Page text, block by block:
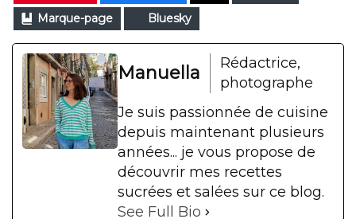
Marque-page
Bluesky
Manuella
Rédactrice,
photographe
Je suis passionnée de cuisine
depuis maintenant plusieurs
années... je vous propose de
découvrir mes recettes
sucrées et salées sur ce blog.
See Full Bio